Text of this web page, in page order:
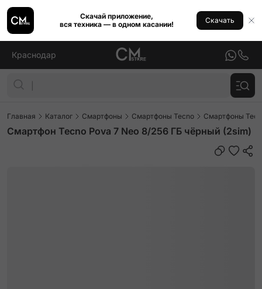
Скачай приложение,
вся техника — в одном касании!
Скачать
Краснодар
Главная Каталог Смартфоны Смартфоны Tecno Смартфоны
Смартфон Tecno Pova 7 Neo 8/256 ГБ чёрный (2sim)